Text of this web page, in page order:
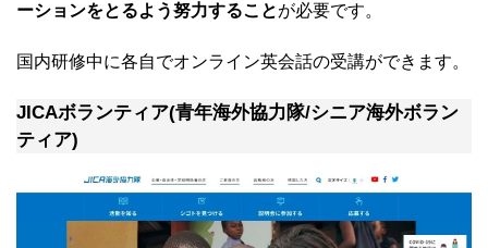
ーションをとるよう努力することが必要です。
国内研修中に各自でオンライン英会話の受講ができます。
JICAボランティア(青年海外協力隊/シニア海外ボラン
ティア)